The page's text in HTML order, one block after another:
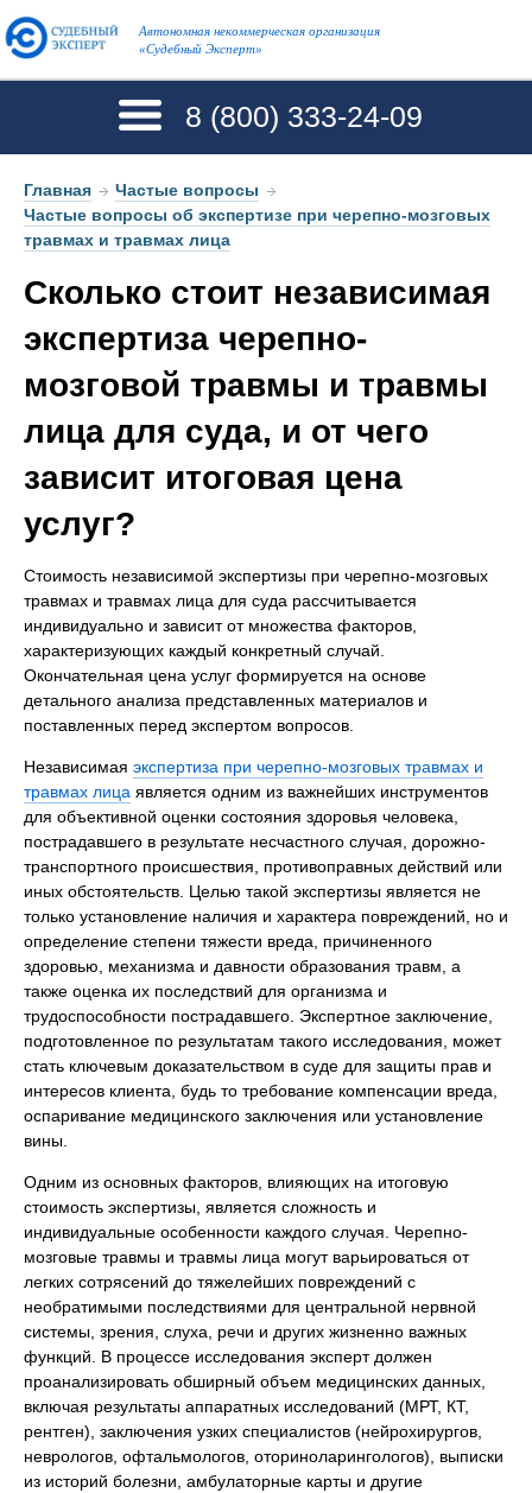
Автономная некоммерческая организация
«Судебный Эксперт»
8 (800) 333-24-09
Главная → Частые вопросы →
Частые вопросы об экспертизе при черепно-мозговых
травмах и травмах лица
Сколько стоит независимая
экспертиза черепно-
мозговой травмы и травмы
лица для суда, и от чего
зависит итоговая цена
услуг?
Стоимость независимой экспертизы при черепно-мозговых
травмах и травмах лица для суда рассчитывается
индивидуально и зависит от множества факторов,
характеризующих каждый конкретный случай.
Окончательная цена услуг формируется на основе
детального анализа представленных материалов и
поставленных перед экспертом вопросов.
Независимая экспертиза при черепно-мозговых травмах и
травмах лица является одним из важнейших инструментов
для объективной оценки состояния здоровья человека,
пострадавшего в результате несчастного случая, дорожно-
транспортного происшествия, противоправных действий или
иных обстоятельств. Целью такой экспертизы является не
только установление наличия и характера повреждений, но и
определение степени тяжести вреда, причиненного
здоровью, механизма и давности образования травм, а
также оценка их последствий для организма и
трудоспособности пострадавшего. Экспертное заключение,
подготовленное по результатам такого исследования, может
стать ключевым доказательством в суде для защиты прав и
интересов клиента, будь то требование компенсации вреда,
оспаривание медицинского заключения или установление
вины.
Одним из основных факторов, влияющих на итоговую
стоимость экспертизы, является сложность и
индивидуальные особенности каждого случая. Черепно-
мозговые травмы и травмы лица могут варьироваться от
легких сотрясений до тяжелейших повреждений с
необратимыми последствиями для центральной нервной
системы, зрения, слуха, речи и других жизненно важных
функций. В процессе исследования эксперт должен
проанализировать обширный объем медицинских данных,
включая результаты аппаратных исследований (МРТ, КТ,
рентген), заключения узких специалистов (нейрохирургов,
неврологов, офтальмологов, оториноларингологов), выписки
из историй болезни, амбулаторные карты и другие